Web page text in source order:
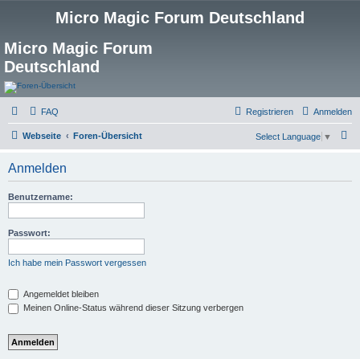
Micro Magic Forum Deutschland
Micro Magic Forum
Deutschland
FAQ Anmelden
Registrieren
Webseite Foren-Übersicht Select Language ▼
Anmelden
Benutzername:
Passwort:
Ich habe mein Passwort vergessen
Angemeldet bleiben
Meinen Online-Status während dieser Sitzung verbergen